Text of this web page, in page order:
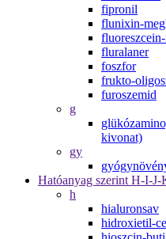
fipronil
flunixin-
fluralaner
foszfor
frukto-
furoszemid
g
kivonat)
gy
Hatóanyag szerint H-I-J-
h
hialuronsav
hidroxietil-